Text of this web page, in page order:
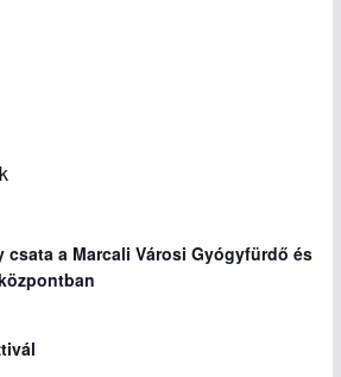
csata a Marcali Városi Gyógyfürdő és